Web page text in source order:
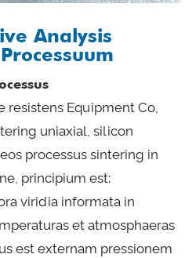
Analysis
resistens Equipment Co,
uniaxial, silicon
processus sintering in
principium est:
viridia informata in
et atmosphaeras
est externam pressionem